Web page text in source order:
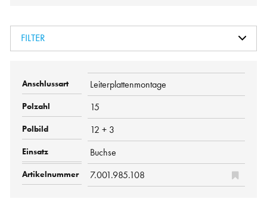
FILTER
Leiterplattenmontage
15
12 + 3
Buchse
7.001.985.108